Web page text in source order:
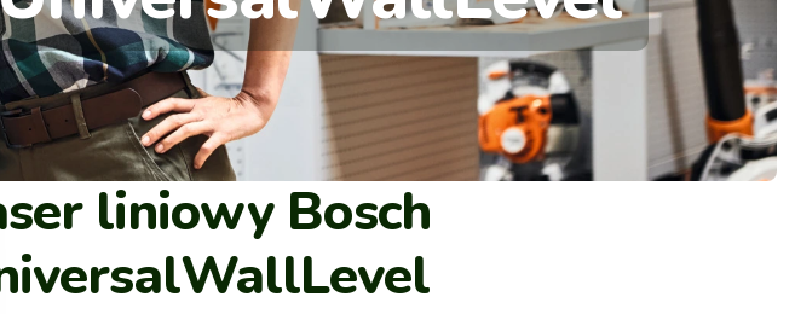
liniowy Bosch